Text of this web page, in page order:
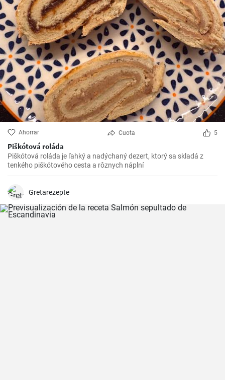
Ahorrar Cuota 5
Piškótová roláda
Piškótová roláda je ľahký a nadýchaný dezert, ktorý sa skladá z
tenkého piškótového cesta a rôznych náplní
Gretarezepte